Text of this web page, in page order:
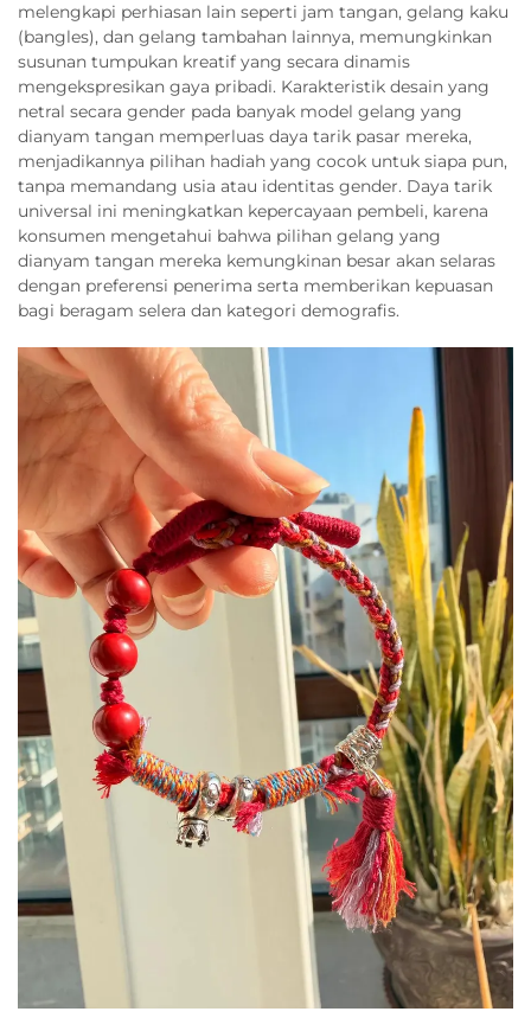
melengkapi perhiasan lain seperti jam tangan, gelang kaku
(bangles), dan gelang tambahan lainnya, memungkinkan
susunan tumpukan kreatif yang secara dinamis
mengekspresikan gaya pribadi. Karakteristik desain yang
netral secara gender pada banyak model gelang yang
dianyam tangan memperluas daya tarik pasar mereka,
menjadikannya pilihan hadiah yang cocok untuk siapa pun,
tanpa memandang usia atau identitas gender. Daya tarik
universal ini meningkatkan kepercayaan pembeli, karena
konsumen mengetahui bahwa pilihan gelang yang
dianyam tangan mereka kemungkinan besar akan selaras
dengan preferensi penerima serta memberikan kepuasan
bagi beragam selera dan kategori demografis.